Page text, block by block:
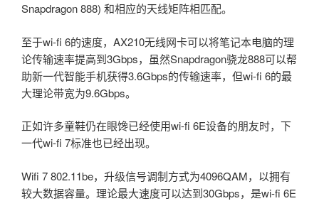
Snapdragon 888) 和相应的天线矩阵相匹配。
至于wi-fi 6的速度，AX210无线网卡可以将笔记本电脑的理
论传输速率提高到3Gbps，虽然Snapdragon骁龙888可以帮
助新一代智能手机获得3.6Gbps的传输速率，但wi-fi 6的最
大理论带宽为9.6Gbps。
正如许多童鞋仍在眼馋已经使用wi-fi 6E设备的朋友时，下
一代wi-fi 7标准也已经出现。
Wifi 7 802.11be，升级信号调制方式为4096QAM，以拥有
较大数据容量。理论最大速度可以达到30Gbps，是wi-fi 6E